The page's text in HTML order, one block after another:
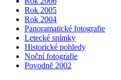
Rok 2005
Rok 2004
Panoramatické fotografie
Letecké snímky
Historické pohledy
Noční fotografie
Povodně 2002